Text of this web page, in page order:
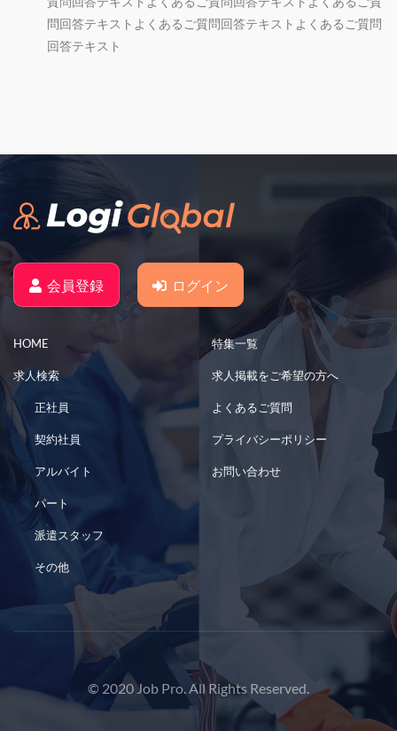
問回答テキストよくあるご質問回答テキストよくあるご質問
回答テキスト
会員登録 ログイン
HOME
求人検索
正社員
契約社員
アルバイト
パート
派遣スタッフ
その他
特集一覧
求人掲載をご希望の方へ
よくあるご質問
プライバシーポリシー
お問い合わせ
© 2020 Job Pro. All Rights Reserved.